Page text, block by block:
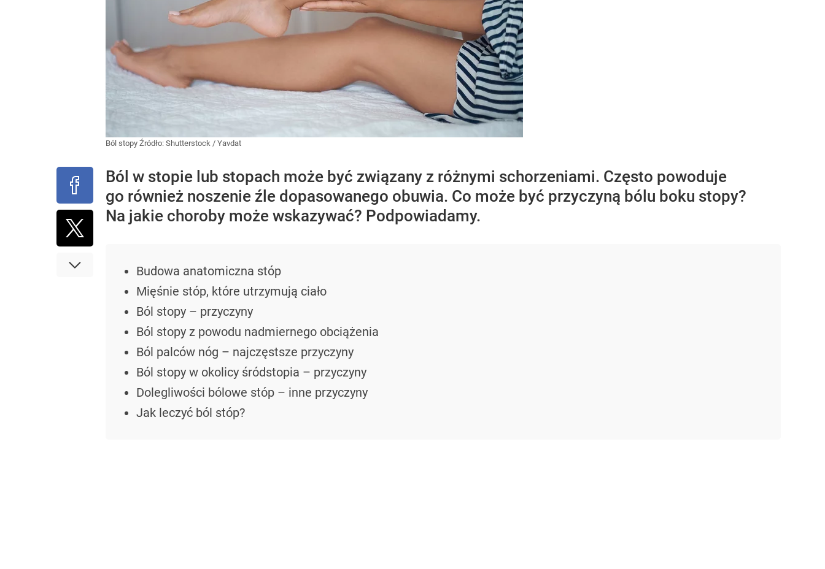
Ból stopy Źródło: Shutterstock / Yavdat
Ból w stopie lub stopach może być związany z różnymi schorzeniami. Często powoduje
go również noszenie źle dopasowanego obuwia. Co może być przyczyną bólu boku stopy?
Na jakie choroby może wskazywać? Podpowiadamy.
Budowa anatomiczna stóp
Mięśnie stóp, które utrzymują ciało
Ból stopy – przyczyny
Ból stopy z powodu nadmiernego obciążenia
Ból palców nóg – najczęstsze przyczyny
Ból stopy w okolicy śródstopia – przyczyny
Dolegliwości bólowe stóp – inne przyczyny
Jak leczyć ból stóp?